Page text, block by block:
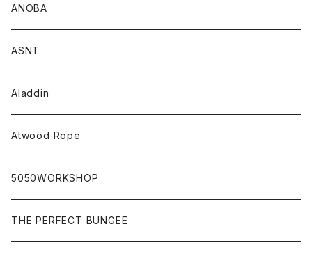
ANOBA
ASNT
Aladdin
Atwood Rope
5050WORKSHOP
THE PERFECT BUNGEE